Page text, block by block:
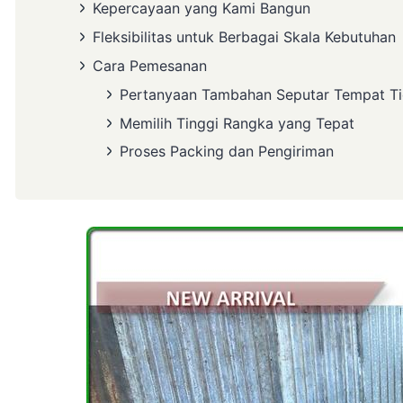
Kepercayaan yang Kami Bangun
Fleksibilitas untuk Berbagai Skala Kebutuhan
Cara Pemesanan
Pertanyaan Tambahan Seputar Tempat
Memilih Tinggi Rangka yang Tepat
Proses Packing dan Pengiriman